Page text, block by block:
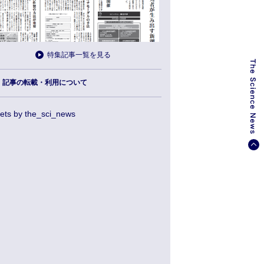
特集記事一覧を見る
記事の転載・利用について
by the_sci_news